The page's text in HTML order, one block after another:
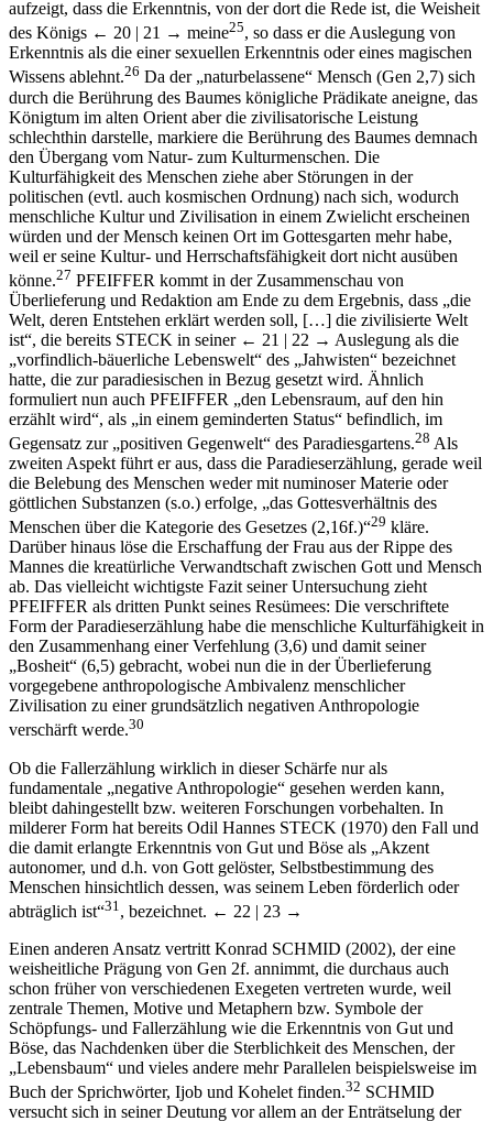
aufzeigt, dass die Erkenntnis, von der dort die Rede ist, die Weisheit
des Königs ← 20 | 21 → meine25, so dass er die Auslegung von
Erkenntnis als die einer sexuellen Erkenntnis oder eines magischen
Wissens ablehnt.26 Da der „naturbelassene“ Mensch (Gen 2,7) sich
durch die Berührung des Baumes königliche Prädikate aneigne, das
Königtum im alten Orient aber die zivilisatorische Leistung
schlechthin darstelle, markiere die Berührung des Baumes demnach
den Übergang vom Natur- zum Kulturmenschen. Die
Kulturfähigkeit des Menschen ziehe aber Störungen in der
politischen (evtl. auch kosmischen Ordnung) nach sich, wodurch
menschliche Kultur und Zivilisation in einem Zwielicht erscheinen
würden und der Mensch keinen Ort im Gottesgarten mehr habe,
weil er seine Kultur- und Herrschaftsfähigkeit dort nicht ausüben
könne.27 PFEIFFER kommt in der Zusammenschau von
Überlieferung und Redaktion am Ende zu dem Ergebnis, dass „die
Welt, deren Entstehen erklärt werden soll, […] die zivilisierte Welt
ist“, die bereits STECK in seiner ← 21 | 22 → Auslegung als die
„vorfindlich-bäuerliche Lebenswelt“ des „Jahwisten“ bezeichnet
hatte, die zur paradiesischen in Bezug gesetzt wird. Ähnlich
formuliert nun auch PFEIFFER „den Lebensraum, auf den hin
erzählt wird“, als „in einem geminderten Status“ befindlich, im
Gegensatz zur „positiven Gegenwelt“ des Paradiesgartens.28 Als
zweiten Aspekt führt er aus, dass die Paradieserzählung, gerade weil
die Belebung des Menschen weder mit numinoser Materie oder
göttlichen Substanzen (s.o.) erfolge, „das Gottesverhältnis des
Menschen über die Kategorie des Gesetzes (2,16f.)“29 kläre.
Darüber hinaus löse die Erschaffung der Frau aus der Rippe des
Mannes die kreatürliche Verwandtschaft zwischen Gott und Mensch
ab. Das vielleicht wichtigste Fazit seiner Untersuchung zieht
PFEIFFER als dritten Punkt seines Resümees: Die verschriftete
Form der Paradieserzählung habe die menschliche Kulturfähigkeit in
den Zusammenhang einer Verfehlung (3,6) und damit seiner
„Bosheit“ (6,5) gebracht, wobei nun die in der Überlieferung
vorgegebene anthropologische Ambivalenz menschlicher
Zivilisation zu einer grundsätzlich negativen Anthropologie
verschärft werde.30
Ob die Fallerzählung wirklich in dieser Schärfe nur als
fundamentale „negative Anthropologie“ gesehen werden kann,
bleibt dahingestellt bzw. weiteren Forschungen vorbehalten. In
milderer Form hat bereits Odil Hannes STECK (1970) den Fall und
die damit erlangte Erkenntnis von Gut und Böse als „Akzent
autonomer, und d.h. von Gott gelöster, Selbstbestimmung des
Menschen hinsichtlich dessen, was seinem Leben förderlich oder
abträglich ist“31 , bezeichnet. ← 22 | 23 →
Einen anderen Ansatz vertritt Konrad SCHMID (2002), der eine
weisheitliche Prägung von Gen 2f. annimmt, die durchaus auch
schon früher von verschiedenen Exegeten vertreten wurde, weil
zentrale Themen, Motive und Metaphern bzw. Symbole der
Schöpfungs- und Fallerzählung wie die Erkenntnis von Gut und
Böse, das Nachdenken über die Sterblichkeit des Menschen, der
„Lebensbaum“ und vieles andere mehr Parallelen beispielsweise im
Buch der Sprichwörter, Ijob und Kohelet finden.32 SCHMID
versucht sich in seiner Deutung vor allem an der Enträtselung der